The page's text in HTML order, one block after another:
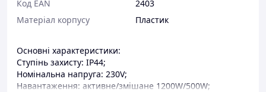
Код EAN
2403
Матеріал корпусу
Пластик
Основні характеристики:
Ступінь захисту: IP44;
Номінальна напруга: 230V;
Навантаження: активне/змішане 1200W/500W;